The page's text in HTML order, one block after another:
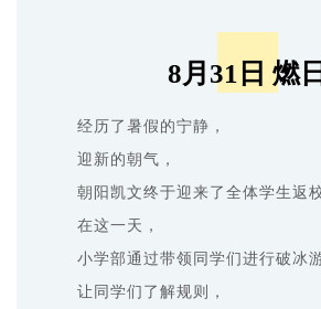
8月31日 燃日
经历了暑假的宁静，
迎新的朝气，
朝阳凯文终于迎来了全体学生返校
在这一天，
小学部通过带领同学们进行破冰
让同学们了解规则，